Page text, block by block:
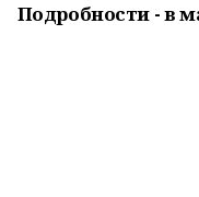
Подробности - в